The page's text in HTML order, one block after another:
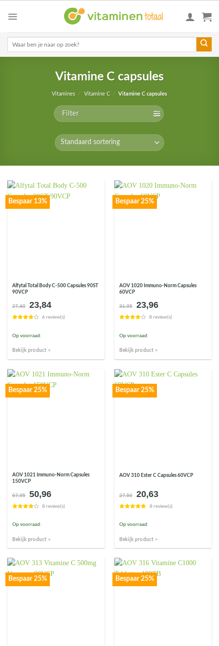
Vitamine C capsules
Vitamines / Vitamine C / Vitamine C capsules
Filter
Bespaar 13%
Alfytal Total Body C-500 Capsules 90ST
90VCP
27,40
Oorspronkelijke
prijs
was:
23,84Huidige
prijs
is:
6 review(s)
Op voorraad:
Bekijk product >
Bespaar 25%
AOV 1020 Immuno-Norm Capsules
60VCP
31,95
Oorspronkelijke
prijs
was:
23,96Huidige
prijs
is:
8 review(s)
Op voorraad:
Bekijk product >
Bespaar 25%
AOV 1021 Immuno-Norm Capsules
150VCP
67,95
Oorspronkelijke
prijs
was:
50,96Huidige
prijs
is:
8 review(s)
Op voorraad:
Bekijk product >
Bespaar 25%
AOV 310 Ester C Capsules 60VCP
27,50
Oorspronkelijke
prijs
was:
20,63Huidige
prijs
is:
8 review(s)
Op voorraad:
Bekijk product >
Bespaar 25% Bespaar 25%